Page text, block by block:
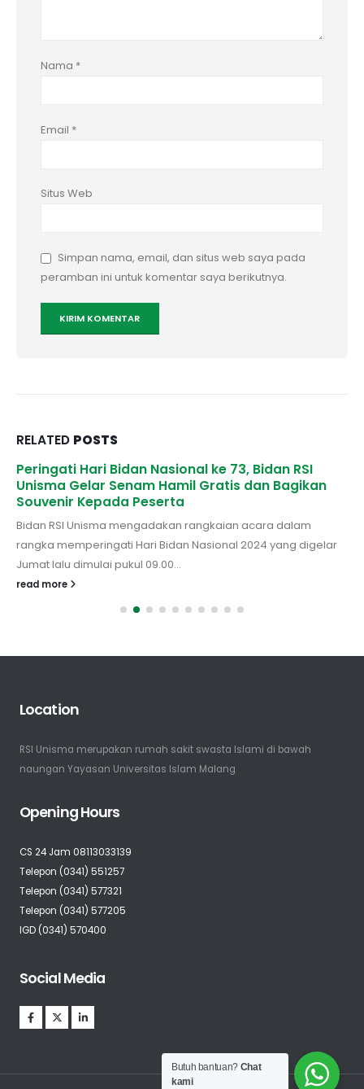
Nama *
Email *
Situs Web
Simpan nama, email, dan situs web saya pada
peramban ini untuk komentar saya berikutnya.
RELATED POSTS
Peringati Hari Bidan Nasional ke 73, Bidan RSI
Unisma Gelar Senam Hamil Gratis dan Bagikan
Souvenir Kepada Peserta
Bidan RSI Unisma mengadakan rangkaian acara dalam
rangka memperingati Hari Bidan Nasional 2024 yang digelar
Jumat lalu dimulai pukul 09.00...
read more
Location
RSI Unisma merupakan rumah sakit swasta Islami di bawah
naungan Yayasan Universitas Islam Malang
Opening Hours
CS 24 Jam 08113033139
Telepon (0341) 551257
Telepon (0341) 577321
Telepon (0341) 577205
IGD (0341) 570400
Social Media
Butuh bantuan? Chat
kami